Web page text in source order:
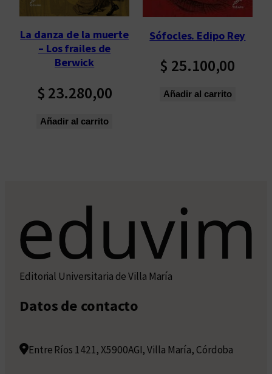
o
ú
l
o
La danza de la muerte
– Los frailes de
Berwick
$ 23.280,00
Añadir al carrito
Sófocles. Edipo Rey
$ 25.100,00
Añadir al carrito
Editorial Universitaria de Villa María
Datos de contacto
Entre Ríos 1421, X5900AGI, Villa María, Córdoba